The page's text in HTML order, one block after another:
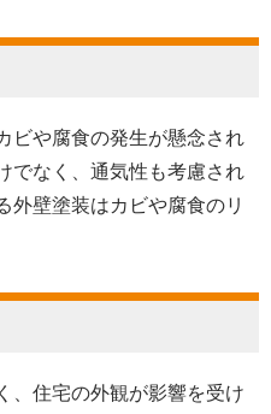
ビや腐食の発生が懸念され
でなく、通気性も考慮され
外壁塗装はカビや腐食のリ
、住宅の外観が影響を受け